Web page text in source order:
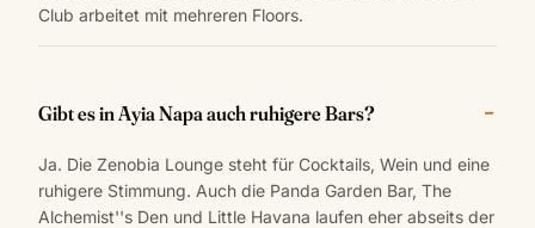
Club arbeitet mit mehreren Floors.
Gibt es in Ayia Napa auch ruhigere Bars?
Ja. Die Zenobia Lounge steht für Cocktails, Wein und eine
ruhigere Stimmung. Auch die Panda Garden Bar, The
Alchemist''s Den und Little Havana laufen eher abseits der